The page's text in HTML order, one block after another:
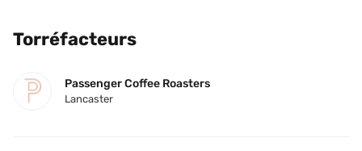
Torréfacteurs
Passenger Coffee Roasters
Lancaster